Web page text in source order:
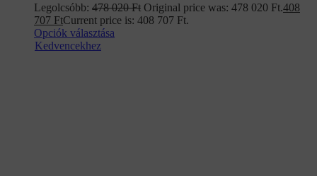
Legolcsóbb: 478 020Ft Original price was: 478 020 Ft.408
707 FtCurrent price is: 408 707 Ft.
Opciók választása
Kedvencekhez